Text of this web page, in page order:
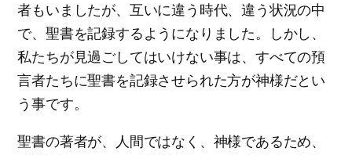
者もいましたが、互いに違う時代、違う状況の中
で、聖書を記録するようになりました。しかし、
私たちが見過ごしてはいけない事は、すべての預
言者たちに聖書を記録させられた方が神様だとい
う事です。
聖書の著者が、人間ではなく、神様であるため、